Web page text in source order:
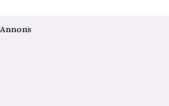
Annons